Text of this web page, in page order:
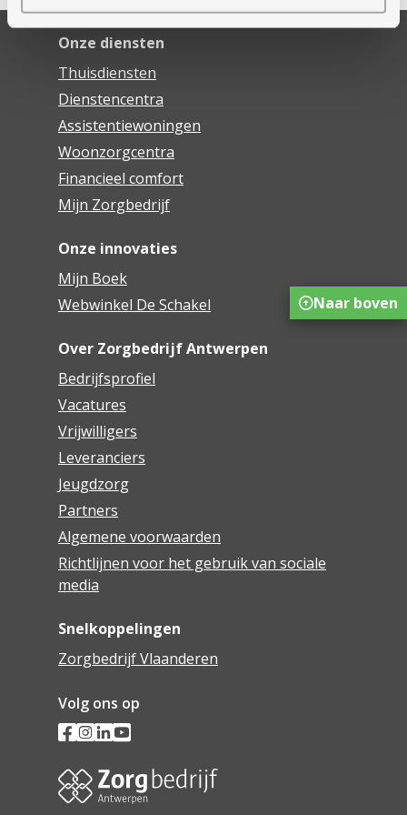
Onze diensten
Thuisdiensten
Dienstencentra
Assistentiewoningen
Woonzorgcentra
Financieel comfort
Mijn Zorgbedrijf
Onze innovaties
Mijn Boek
Webwinkel De Schakel
Over Zorgbedrijf Antwerpen
Bedrijfsprofiel
Vacatures
Vrijwilligers
Leveranciers
Jeugdzorg
Partners
Algemene voorwaarden
Richtlijnen voor het gebruik van sociale
media
Snelkoppelingen
Zorgbedrijf Vlaanderen
Volg ons op
Naar boven